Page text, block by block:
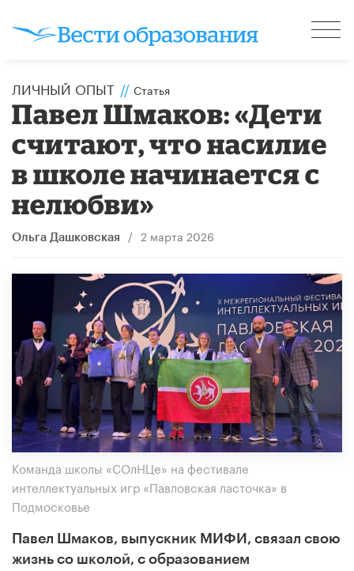
ЛИЧНЫЙ ОПЫТ // Статья
Павел Шмаков: «Дети
считают, что насилие
в школе начинается с
нелюбви»
Ольга Дашковская / 2 марта 2026
​Команда школы «СОлНЦе» на фестивале
интеллектуальных игр «Павловская ласточка» в
Подмосковье
Павел Шмаков, выпускник МИФИ, связал свою
жизнь со школой, с образованием